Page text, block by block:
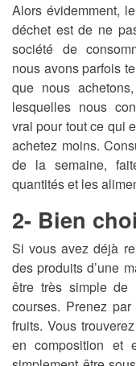
Alors évidemment,
déchet est de ne
société de
nous avons parfois
que nous
lesquelles nous
vrai pour tout ce qui
achetez moins.
de la semaine,
quantités et les
2- Bien
Si vous avez déjà
des produits d’une
être très simple de
courses. Prenez
fruits. Vous
en composition et